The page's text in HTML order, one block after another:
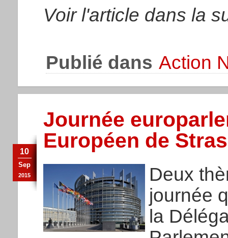
Voir l'article dans la
Publié dans Action
Journée
Européen de
10
Sep
2015
Deux
journée
la